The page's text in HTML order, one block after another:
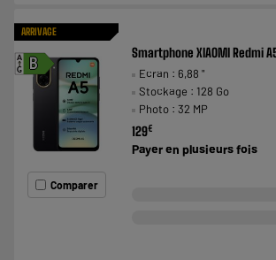
ARRIVAGE
B
A
G
Comparer
Smartphone XIAOMI Redmi
Ecran : 6,88 "
Stockage : 128 Go
Photo : 32 MP
129€
Payer en plusieurs fois